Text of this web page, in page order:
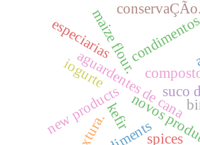
kefir
suco
new products
aguardentes de cana
novos
maize flour.condimentos
especiarias
spices
textura.
conservaÇÃo.
iogurte